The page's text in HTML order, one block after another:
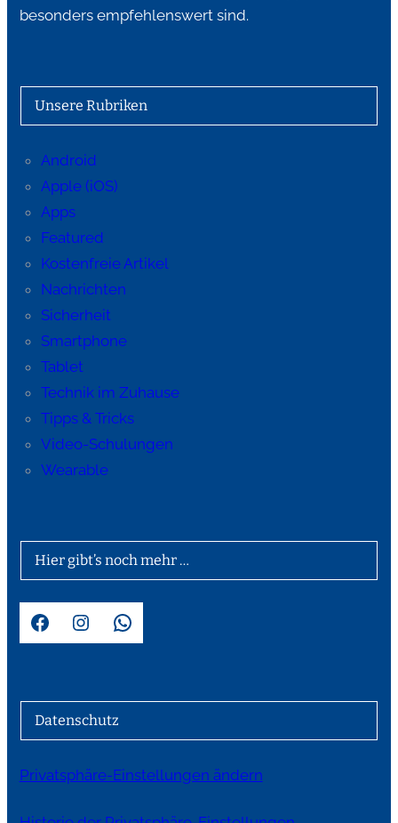
besonders empfehlenswert sind.
Unsere Rubriken
Android
Apple (iOS)
Apps
Featured
Kostenfreie Artikel
Nachrichten
Sicherheit
Smartphone
Tablet
Technik im Zuhause
Tipps & Tricks
Video-Schulungen
Wearable
Hier gibt’s noch mehr …
Facebook Instagram WhatsApp
Datenschutz
Privatsphäre-Einstellungen ändern